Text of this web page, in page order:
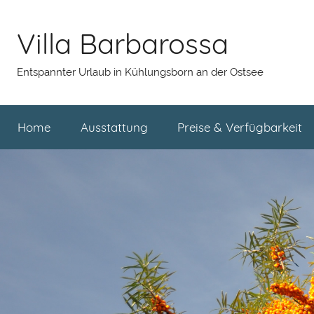
springen
Villa Barbarossa
Entspannter Urlaub in Kühlungsborn an der Ostsee
Home Ausstattung Preise & Verfügbarkeit